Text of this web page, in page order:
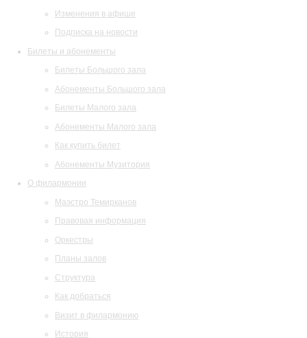
Изменения в афише
Подписка на новости
Билеты и абонементы
Билеты Большого зала
Абонементы Большого зала
Билеты Малого зала
Абонементы Малого зала
Как купить билет
Абонементы Музитория
О филармонии
Маэстро Темирканов
Правовая информация
Оркестры
Планы залов
Структура
Как добраться
Визит в филармонию
История